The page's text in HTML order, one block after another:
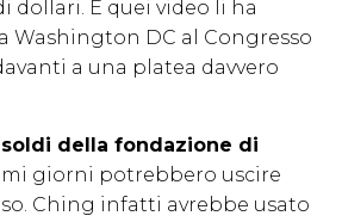
dollari. E quei video li ha
Washington DC al Congresso
a una platea davvero
della fondazione di
giorni potrebbero uscire
Ching infatti avrebbe usato